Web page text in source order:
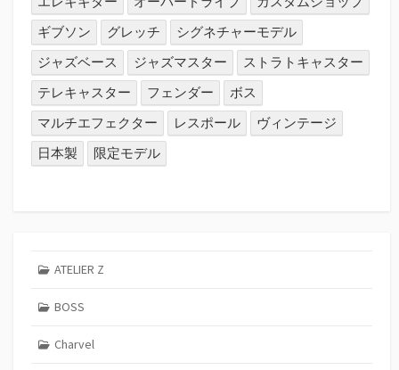
ギブソン
グレッチ
シグネチャーモデル
ジャズベース
ジャズマスター
ストラトキャスター
テレキャスター
フェンダー
ボス
マルチエフェクター
レスポール
ヴィンテージ
日本製
限定モデル
ATELIER Z
BOSS
Charvel